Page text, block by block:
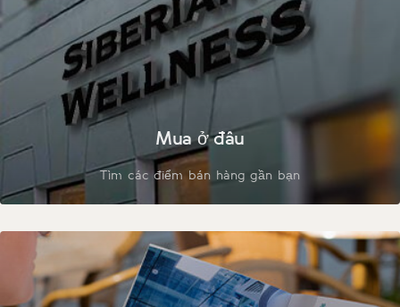
Mua ở đâu
Tìm các điểm bán hàng gần bạn